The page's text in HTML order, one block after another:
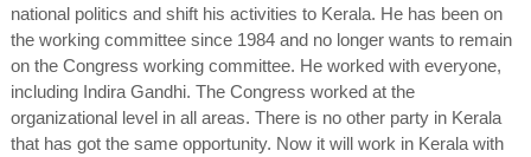
national politics and shift his activities to Kerala. He has been on
the working committee since 1984 and no longer wants to remain
on the Congress working committee. He worked with everyone,
including Indira Gandhi. The Congress worked at the
organizational level in all areas. There is no other party in Kerala
that has got the same opportunity. Now it will work in Kerala with